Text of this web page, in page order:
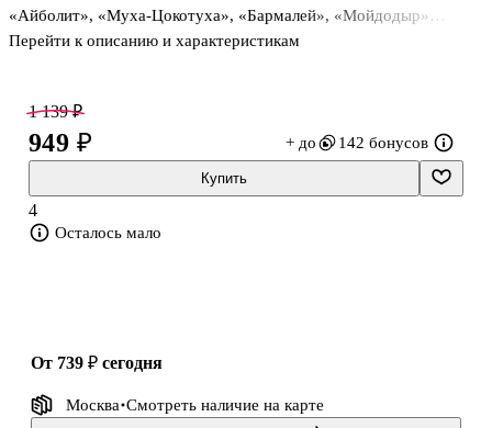
«Айболит», «Муха-Цокотуха», «Бармалей», «Мойдодыр»…
Вспомните, ведь именно на этих замечательных сказках росли и
красивого русского языка, учат ценить первоклассную
литературу.
Собрание лучших сочинений легендарного писателя
проиллюстрировал замечательный художник Игорь Олейников, в
2018 году удостоенный самой престижной награды в области
Перейти к описанию и характеристикам
1 139 ₽
949 ₽ + до 142 бонусов
Купить
4
Осталось мало
от 739 ₽ сегодня
Москва Смотреть наличие на карте